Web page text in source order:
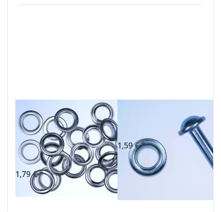
Ösen mit
Scheiben -
11mm - Farbe:
silber - 10 Stück
1,79 € *
Werkzeug für
11mm Ösen
1,59 € *